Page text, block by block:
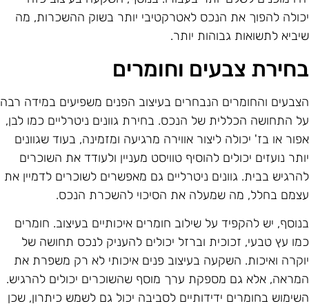
להפוך את הנכס לאטרקטיבי יותר בשוק ההשכרות, מה
לתשואות גבוהות יותר.
צבעים וחומרים
והחומרים הנבחרים בעיצוב הפנים משפיעים במידה רבה
התחושה הכללית של הנכס. בחירת גוונים ניטרליים כמו לבן,
או בז' יכולה ליצור אווירה מרגיעה ומזמינה, בעוד שגוונים
נועזים יכולים להוסיף טוויסט מעניין ולעודד את השוכרים
בבית. גוונים ניטרליים גם מאפשרים לשוכרים לדמיין את
בחלל, מה שמעלה את הסיכוי להשכרת הנכס.
יש להקפיד על שילוב חומרים איכותיים בעיצוב. חומרים
עץ טבעי, זכוכית וברזל יכולים להעניק לנכס תחושה של
ואיכות. השקעה בעיצוב פנים איכותי לא רק משפרת את
אלא גם מספקת ערך מוסף שהשוכרים יכולים להרגיש.
בחומרים ידידותיים לסביבה יכול גם לשמש כיתרון, שכן